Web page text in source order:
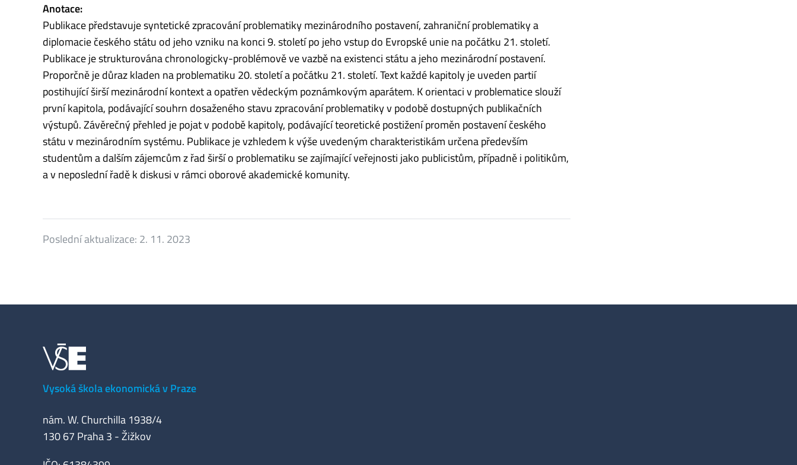
Anotace:
Publikace představuje syntetické zpracování problematiky mezinárodního postavení, zahraniční problematiky a
diplomacie českého státu od jeho vzniku na konci 9. století po jeho vstup do Evropské unie na počátku 21. století.
Publikace je strukturována chronologicky-problémově ve vazbě na existenci státu a jeho mezinárodní postavení.
Proporčně je důraz kladen na problematiku 20. století a počátku 21. století. Text každé kapitoly je uveden partií
postihující širší mezinárodní kontext a opatřen vědeckým poznámkovým aparátem. K orientaci v problematice slouží
první kapitola, podávající souhrn dosaženého stavu zpracování problematiky v podobě dostupných publikačních
výstupů. Závěrečný přehled je pojat v podobě kapitoly, podávající teoretické postižení proměn postavení českého
státu v mezinárodním systému. Publikace je vzhledem k výše uvedeným charakteristikám určena především
studentům a dalším zájemcům z řad širší o problematiku se zajímající veřejnosti jako publicistům, případně i politikům,
a v neposlední řadě k diskusi v rámci oborové akademické komunity.
Poslední aktualizace: 2. 11. 2023
Vysoká škola ekonomická v Praze
nám. W. Churchilla 1938/4
130 67 Praha 3 - Žižkov